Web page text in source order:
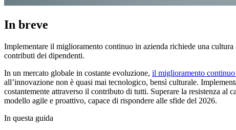
In breve
Implementare il miglioramento continuo in azienda richiede una
contributi dei dipendenti.
In un mercato globale in costante evoluzione, il miglioramento
all’innovazione non è quasi mai tecnologico, bensì culturale.
costantemente attraverso il contributo di tutti. Superare la resistenza al
modello agile e proattivo, capace di rispondere alle sfide del 2026.
In questa guida